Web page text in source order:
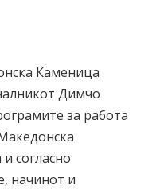
Каменица
Димчо
за работа
согласно
начинот и